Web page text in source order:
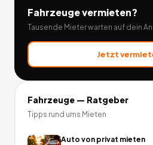
Fahrzeugevermieten?
Tausende Mieter warten auf dein
Jetzt
Fahrzeuge— Ratgeber
Tipps rund ums Mieten
Auto von privat mieten